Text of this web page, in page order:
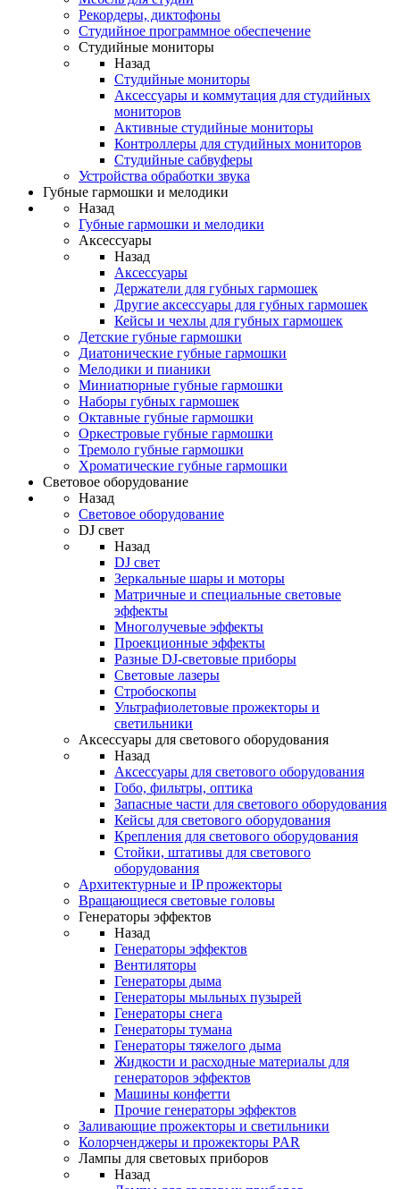
Рекордеры, диктофоны
Студийное программное обеспечение
Студийные мониторы
Назад
Студийные мониторы
Аксессуары и коммутация для студийных
мониторов
Активные студийные мониторы
Контроллеры для студийных мониторов
Студийные сабвуферы
Устройства обработки звука
Губные гармошки и мелодики
Назад
Губные гармошки и мелодики
Аксессуары
Назад
Аксессуары
Держатели для губных гармошек
Другие аксессуары для губных гармошек
Кейсы и чехлы для губных гармошек
Детские губные гармошки
Диатонические губные гармошки
Мелодики и пианики
Миниатюрные губные гармошки
Наборы губных гармошек
Октавные губные гармошки
Оркестровые губные гармошки
Тремоло губные гармошки
Хроматические губные гармошки
Световое оборудование
Назад
Световое оборудование
DJ свет
Назад
DJ свет
Зеркальные шары и моторы
Матричные и специальные световые
эффекты
Многолучевые эффекты
Проекционные эффекты
Разные DJ-световые приборы
Световые лазеры
Стробоскопы
Ультрафиолетовые прожекторы и
светильники
Аксессуары для светового оборудования
Назад
Аксессуары для светового оборудования
Гобо, фильтры, оптика
Запасные части для светового оборудования
Кейсы для светового оборудования
Крепления для светового оборудования
Стойки, штативы для светового
оборудования
Архитектурные и IP прожекторы
Вращающиеся световые головы
Генераторы эффектов
Назад
Генераторы эффектов
Вентиляторы
Генераторы дыма
Генераторы мыльных пузырей
Генераторы снега
Генераторы тумана
Генераторы тяжелого дыма
Жидкости и расходные материалы для
генераторов эффектов
Машины конфетти
Прочие генераторы эффектов
Заливающие прожекторы и светильники
Колорченджеры и прожекторы PAR
Лампы для световых приборов
Назад